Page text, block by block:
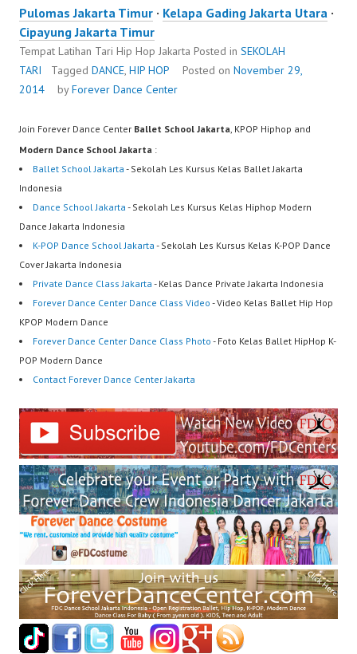
Pulomas Jakarta Timur · Kelapa Gading Jakarta Utara ·
Cipayung Jakarta Timur
Tempat Latihan Tari Hip Hop Jakarta Posted in SEKOLAH
TARI
Tagged DANCE, HIP HOP Posted on November 29,
2014
byForever Dance Center
Join Forever Dance Center Ballet School Jakarta, KPOP Hiphop and
Modern Dance School Jakarta :
Ballet School Jakarta - Sekolah Les Kursus Kelas Ballet Jakarta
Indonesia
Dance School Jakarta - Sekolah Les Kursus Kelas Hiphop Modern
Dance Jakarta Indonesia
K-POP Dance School Jakarta - Sekolah Les Kursus Kelas K-POP Dance
Cover Jakarta Indonesia
Private Dance Class Jakarta - Kelas Dance Private Jakarta Indonesia
Forever Dance Center Dance Class Video - Video Kelas Ballet Hip Hop
KPOP Modern Dance
Forever Dance Center Dance Class Photo - Foto Kelas Ballet HipHop K-
POP Modern Dance
Contact Forever Dance Center Jakarta